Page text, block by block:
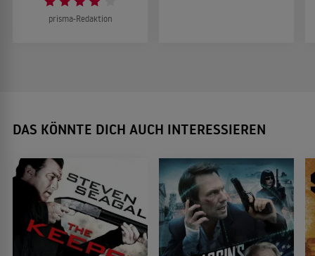
prisma-Redaktion
DAS KÖNNTE DICH AUCH INTERESSIEREN